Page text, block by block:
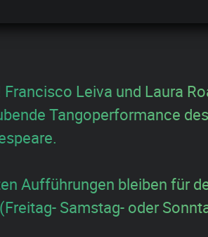
Leiva und Laura
Tangoperformance
Aufführungen bleiben für
Samstag- oder